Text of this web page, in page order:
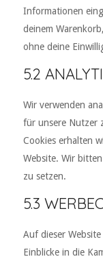
Informationen
deinem
ohne deine
5.2
Wir verwenden
für unsere Nutzer
Cookies erhalten
Website. Wir
zu setzen.
5.3
Auf dieser
Einblicke in die